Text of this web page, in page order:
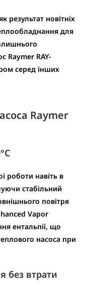
результат новітніх
для
Raymer RAY-
серед інших
Raymer
роботи навіть в
стабільний
повітря
Vapor
ентальпії, що
насоса при
без втрати